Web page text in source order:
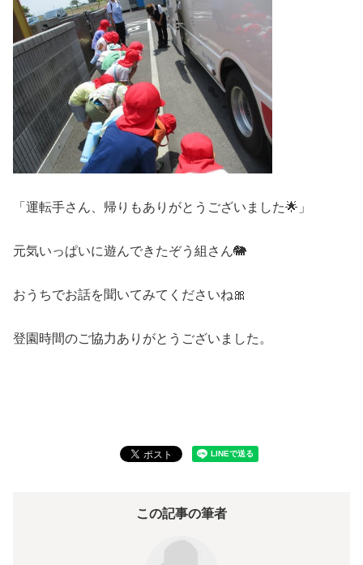
「運転手さん、帰りもありがとうございました🌟」
元気いっぱいに遊んできたぞう組さん🐘
おうちでお話を聞いてみてくださいね🎀
登園時間のご協力ありがとうございました。
この記事の筆者